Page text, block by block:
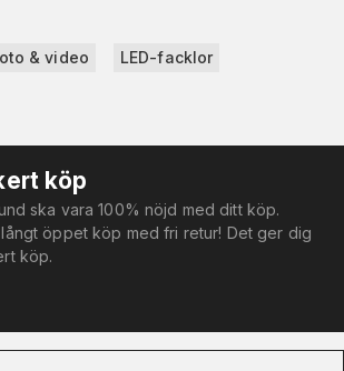
& video LED-facklor
köp
ska vara 100% nöjd med ditt köp.
öppet köp med fri retur! Det ger dig
köp.